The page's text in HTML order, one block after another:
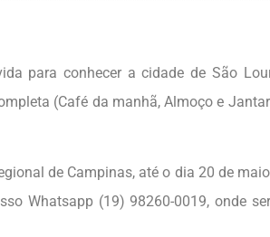
para conhecer a cidade de São
(Café da manhã, Almoço e
de Campinas, até o dia 20 de
Whatsapp (19) 98260-0019, onde